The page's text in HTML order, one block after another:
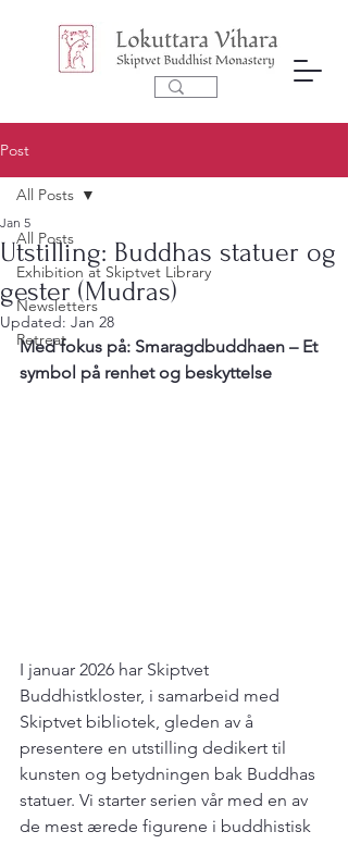
Post
All Posts
Exhibition at Skiptvet Library
Newsletters
Retreat
All Posts
Utstilling: Buddhas statuer og
gester (Mudras)
Jan 5
Updated: Jan 28
Med fokus på: Smaragdbuddhaen – Et
symbol på renhet og beskyttelse
I januar 2026 har Skiptvet
Buddhistkloster, i samarbeid med
Skiptvet bibliotek, gleden av å
presentere en utstilling dedikert til
kunsten og betydningen bak Buddhas
statuer. Vi starter serien vår med en av
de mest ærede figurene i buddhistisk